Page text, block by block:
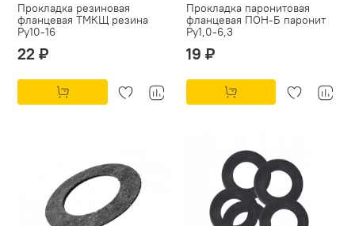
Прокладка резиновая
фланцевая ТМКЩ резина
Py10-16
22 ₽
Прокладка паронитовая
фланцевая ПОН-Б паронит
Py1,0-6,3
19 ₽